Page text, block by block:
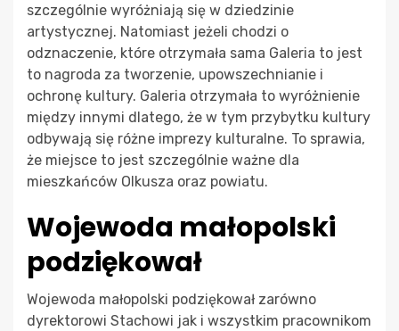
szczególnie wyróżniają się w dziedzinie
artystycznej. Natomiast jeżeli chodzi o
odznaczenie, które otrzymała sama Galeria to jest
to nagroda za tworzenie, upowszechnianie i
ochronę kultury. Galeria otrzymała to wyróżnienie
między innymi dlatego, że w tym przybytku kultury
odbywają się różne imprezy kulturalne. To sprawia,
że miejsce to jest szczególnie ważne dla
mieszkańców Olkusza oraz powiatu.
Wojewoda małopolski
podziękował
Wojewoda małopolski podziękował zarówno
dyrektorowi Stachowi jak i wszystkim pracownikom